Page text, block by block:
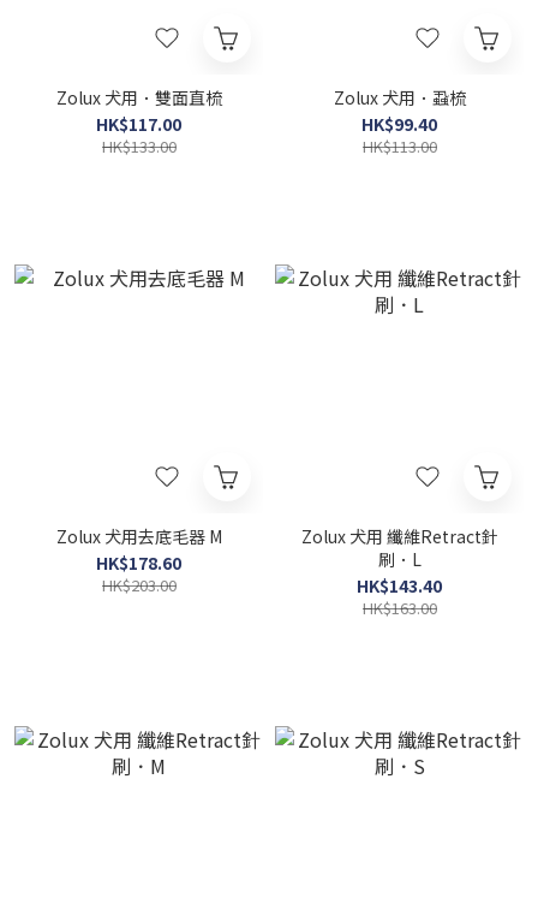
Zolux 犬用．雙面直梳
HK$117.00
HK$133.00
Zolux 犬用．蝨梳
HK$99.40
HK$113.00
Zolux 犬用去底毛器 M
HK$178.60
HK$203.00
Zolux 犬用 纖維Retract針
刷．L
HK$143.40
HK$163.00